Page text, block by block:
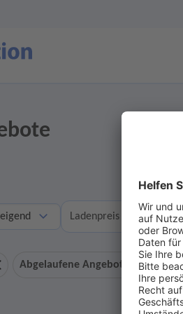
Ladenpreis
Abgelaufene Angebote anzeigen